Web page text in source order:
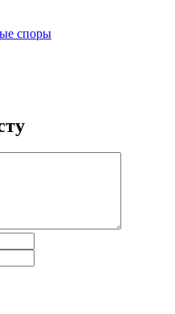
споры